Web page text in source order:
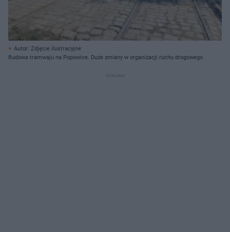
Autor: Zdjęcie ilustracyjne
Budowa tramwaju na Popowice. Duże zmiany w organizacji ruchu drogowego